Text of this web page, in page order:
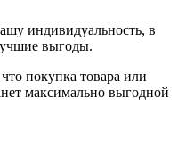
индивидуальность, в
выгоды.
покупка товара или
максимально выгодной